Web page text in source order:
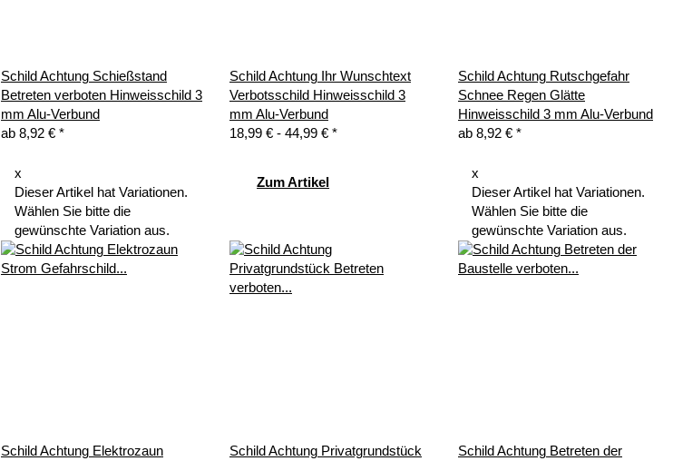
Schild Achtung Schießstand
Betreten verboten Hinweisschild 3
mm Alu-Verbund
ab 8,92 € *
x
Dieser Artikel hat Variationen.
Wählen Sie bitte die
gewünschte Variation aus.
Schild Achtung Ihr Wunschtext
Verbotsschild Hinweisschild 3
mm Alu-Verbund
18,99 € - 44,99 € *
Zum Artikel
Schild Achtung Rutschgefahr
Schnee Regen Glätte
Hinweisschild 3 mm Alu-Verbund
ab 8,92 € *
x
Dieser Artikel hat Variationen.
Wählen Sie bitte die
gewünschte Variation aus.
Schild Achtung Elektrozaun
Schild Achtung Privatgrundstück
Schild Achtung Betreten der